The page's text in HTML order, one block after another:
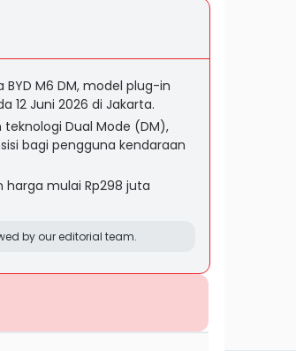
M6 DM, model plug-in
12 Juni 2026 di Jakarta.
Dual Mode (DM),
bagi pengguna kendaraan
mulai Rp298 juta
by our editorial team.